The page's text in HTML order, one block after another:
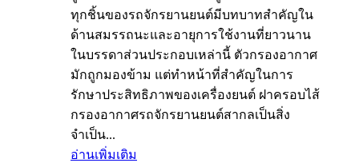
ทุกชิ้นของรถจักรยานยนต์มีบทบาทสำคัญใน
ด้านสมรรถนะและอายุการใช้งานที่ยาวนาน
ในบรรดาส่วนประกอบเหล่านี้ ตัวกรองอากาศ
มักถูกมองข้าม แต่ทำหน้าที่สำคัญในการ
รักษาประสิทธิภาพของเครื่องยนต์ ฝาครอบไส้
กรองอากาศรถจักรยานยนต์สากลเป็นสิ่ง
จำเป็น...
อ่านเพิ่มเติม